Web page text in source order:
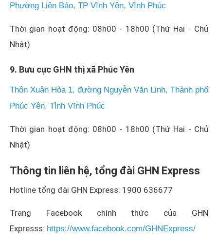
Phường Liên Bảo, TP Vĩnh Yên, Vĩnh Phúc
Thời gian hoạt động: 08h00 - 18h00 (Thứ Hai - Chủ
Nhật)
9. Bưu cục GHN thị xã Phúc Yên
Thôn Xuân Hòa 1, đường Nguyễn Văn Linh, Thành phố
Phúc Yên, Tỉnh Vĩnh Phúc
Thời gian hoạt động: 08h00 - 18h00 (Thứ Hai - Chủ
Nhật)
Thông tin liên hệ, tổng đài GHN Express
Hotline tổng đài GHN Express: 1900 636677
Trang Facebook chính thức của GHN
Expresss: https://www.facebook.com/GHNExpress/